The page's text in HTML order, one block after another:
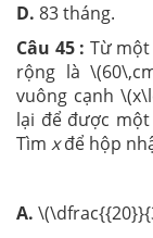
D. 83 tháng.
Câu 45 : Từ
rộng là
vuông cạnh
lại để được
Tìm xđể hộp
A.